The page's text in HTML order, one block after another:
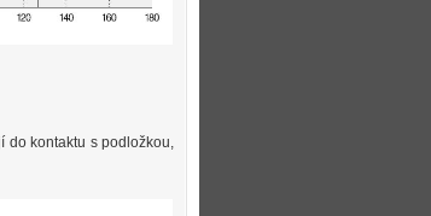
do kontaktu s podložkou,